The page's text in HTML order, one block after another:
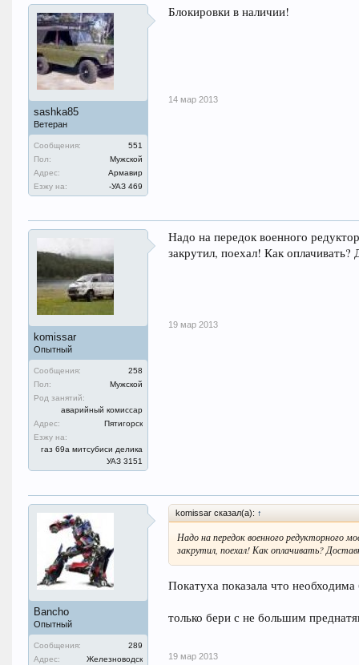
sashka85
Ветеран
Сообщения:
551
Пол:
Мужской
Адрес:
Армавир
Езжу на:
-УАЗ 469
Блокировки в наличии!
14 мар 2013
komissar
Опытный
Сообщения:
258
Пол:
Мужской
Род занятий:
аварийный комиссар
Адрес:
Пятигорск
Езжу на:
газ 69а митсубиси делика
УАЗ 3151
Надо на передок военного
закрутил, поехал! Как
19 мар 2013
Bancho
Опытный
Сообщения:
289
Адрес:
Железноводск
komissar сказал(а): ↑
Надо на передок военного редукторного
закрутил, поехал! Как оплачивать?
Покатуха показала что
только бери с не большим
19 мар 2013